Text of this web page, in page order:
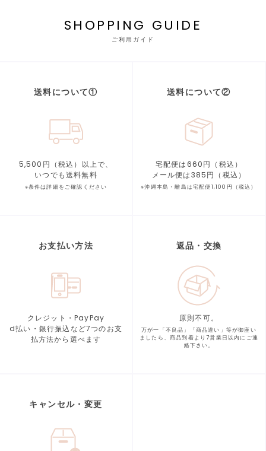
SHOPPING GUIDE
ご利用ガイド
送料について①
5,500円（税込）以上で、
いつでも送料無料
※条件は詳細をご確認ください
送料について②
宅配便は660円（税込）
メール便は385円（税込）
※沖縄本島・離島は宅配便1,100円（税込）
お支払い方法
クレジット・PayPay
d払い・銀行振込など7つのお支
払方法から選べます
返品・交換
原則不可。
万が一「不良品」「商品違い」等が御座い
ましたら、商品到着より7営業日以内にご連
絡下さい。
キャンセル・変更